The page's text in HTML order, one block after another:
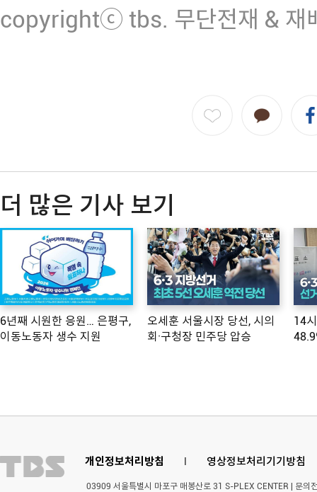
copyrightⓒ tbs. 무단전재 & 재
더 많은 기사 보기
6년째 시원한 응원… 은평구,
이동노동자 생수 지원
오세훈 서울시장 당선, 시의
회·구청장 민주당 압승
14
개인정보처리방침 l 영상정보처리기기방침
03909 서울특별시 마포구 매봉산로 31 S-PLEX CENTER | 문